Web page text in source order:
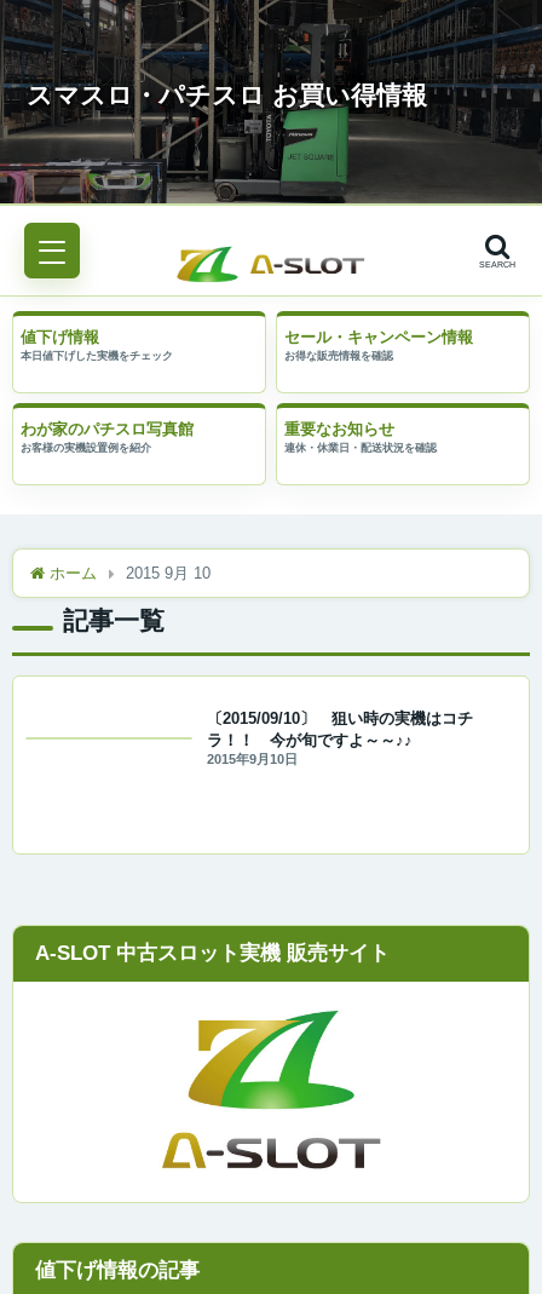
SEARCH
値下げ情報 セール・キャンペーン情報
わが家のパチスロ写真館 重要なお知らせ
ホーム 2015 9月 10
記事一覧
〔2015/09/10〕 狙い時の実機はコチ
ラ！！ 今が旬ですよ～～♪♪
2015年9月10日
A-SLOT 中古スロット実機 販売サイト